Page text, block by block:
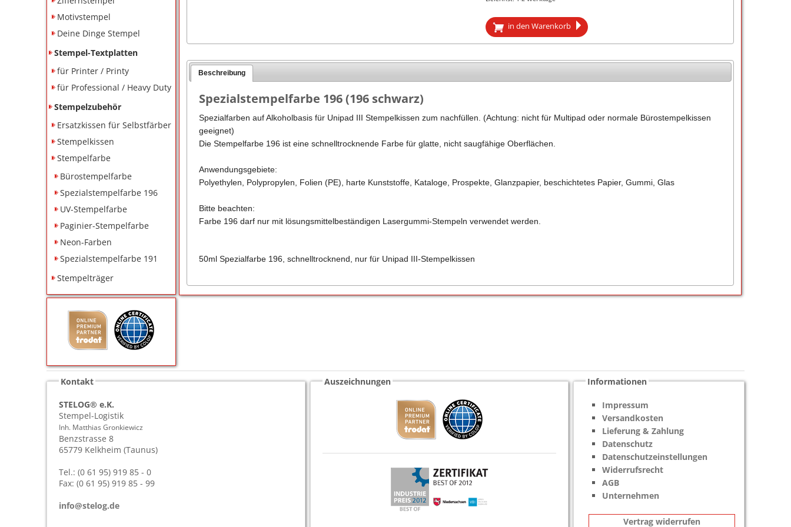
Lehrerstempel
Motivstempel
Deine Dinge Stempel
Stempel-Textplatten
für Printer / Printy
für Professional / Heavy Duty
Stempelzubehör
Ersatzkissen für Selbstfärber
Stempelkissen
Stempelfarbe
Bürostempelfarbe
Spezialstempelfarbe 196
UV-Stempelfarbe
Paginier-Stempelfarbe
Neon-Farben
Spezialstempelfarbe 191
Stempelträger
in den Warenkorb
Beschreibung
Spezialstempelfarbe 196 (196 schwarz)
Spezialfarben auf Alkoholbasis für Unipad III Stempelkissen zum nachfüllen. (Achtung: nicht für Multipad oder normale Bürostempelkissen
geeignet)
Die Stempelfarbe 196 ist eine schnelltrocknende Farbe für glatte, nicht saugfähige Oberflächen.
Anwendungsgebiete:
Polyethylen, Polypropylen, Folien (PE), harte Kunststoffe, Kataloge, Prospekte, Glanzpapier, beschichtetes Papier, Gummi, Glas
Bitte beachten:
Farbe 196 darf nur mit lösungsmittelbeständigen Lasergummi-Stempeln verwendet werden.
50ml Spezialfarbe 196, schnelltrocknend, nur für Unipad III-Stempelkissen
Kontakt
STELOG® e.K.
Stempel-Logistik
Inh. Matthias Gronkiewicz
Benzstrasse 8
65779 Kelkheim (Taunus)
Tel.: (0 61 95) 919 85 - 0
Fax: (0 61 95) 919 85 - 99
info@stelog.de
Auszeichnungen Informationen
Impressum
Versandkosten
Lieferung & Zahlung
Datenschutz
Datenschutzeinstellungen
Widerrufsrecht
AGB
Unternehmen
Vertrag widerrufen